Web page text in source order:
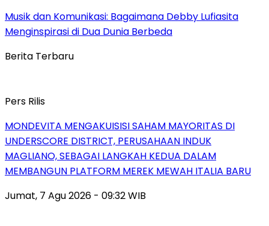
Musik dan Komunikasi: Bagaimana Debby Lufiasita
Menginspirasi di Dua Dunia Berbeda
Berita Terbaru
Pers Rilis
MONDEVITA MENGAKUISISI SAHAM MAYORITAS DI
UNDERSCORE DISTRICT, PERUSAHAAN INDUK
MAGLIANO, SEBAGAI LANGKAH KEDUA DALAM
MEMBANGUN PLATFORM MEREK MEWAH ITALIA BARU
Jumat, 7 Agu 2026 - 09:32 WIB